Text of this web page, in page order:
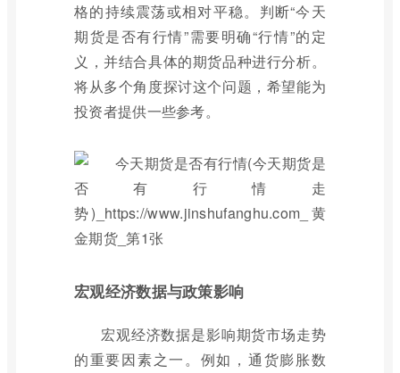
格的持续震荡或相对平稳。判断“今天
期货是否有行情”需要明确“行情”的定
义，并结合具体的期货品种进行分析。
将从多个角度探讨这个问题，希望能为
投资者提供一些参考。
宏观经济数据与政策影响
宏观经济数据是影响期货市场走势
的重要因素之一。例如，通货膨胀数